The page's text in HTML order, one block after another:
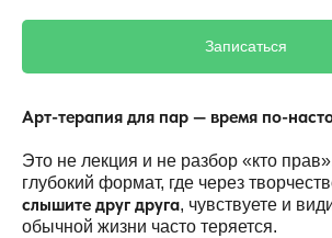
Записаться
Арт-терапия для пар — время по-
Это не лекция и не разбор «кто
глубокий формат, где через
слышите друг друга, чувствуете и
обычной жизни часто теряется.